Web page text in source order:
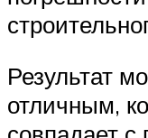
Результат
отличным,